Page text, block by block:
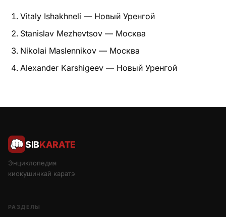
Vitaly Ishakhneli — Новый Уренгой
Stanislav Mezhevtsov — Москва
Nikolai Maslennikov — Москва
Alexander Karshigeev — Новый Уренгой
SIBKARATE
Энциклопедия
киокушинкай каратэ
РАЗДЕЛЫ